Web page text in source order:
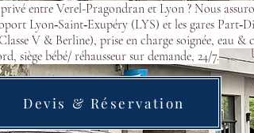
entre Verel-Pragondran et Lyon ? Nous
Lyon‑Saint‑Exupéry (LYS) et les gares
V & Berline), prise en charge soignée, eau &
siège bébé/ réhausseur sur demande, 24/7.
Devis & Réservation